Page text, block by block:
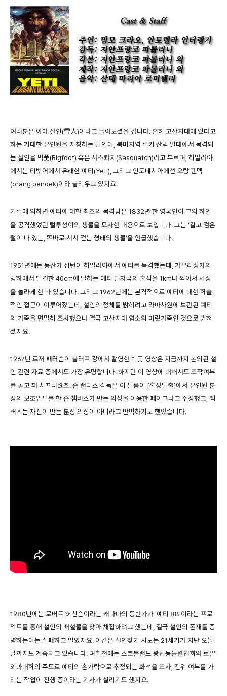
여러분은 아마 설인(雪人)이라고 들어보셨을 겁니다. 흔히 고산지대에 있다고
하는 거대한 유인원을 지칭하는 말인데, 북미지역 록키 산맥 일대에서 목격되
는 설인을 빅풋(Bigfoot) 혹은 사스콰치(Sasquatch)라고 부르며, 히말라야
에서는 티벳어에서 유래한 예티(Yeti), 그리고 인도네시아에선 오랑 펜덱
(orang pendek)이라 불리우고 있지요.
기록에 의하면 예티에 대한 최초의 목격담은 1832년 한 영국인이 그의 하인
을 공격했었던 털투성이의 생물을 묘사한 내용으로 보입니다. 그는 ‘길고 검은
털이 나 있는, 똑바로 서서 걷는 형태의 생물’을 언급했습니다.
1951년에는 등산가 십턴이 히말라야에서 예티를 목격했는데, 가우리상카의
빙하에서 발견한 40cm에 달하는 예티 발자국의 흔적을 1km나 찍어서 세상
을 놀라게 한 바 있습니다. 그리고 1962년에는 본격적으로 예티에 대한 학술
적인 접근이 이루어졌는데, 설인의 정체를 밝히려고 라마사원에 보관된 예티
의 가죽을 면밀히 조사했으나 결국 고산지대 염소의 머릿가죽인 것으로 밝혀
졌지요.
1967년 로저 패터슨이 블러프 강에서 촬영한 빅풋 영상은 지금까지 논의된 설
인 관련 자료 중에서도 가장 유명합니다. 하지만 이 영상에 대해서도 조작여부
를 놓고 꽤 시끄러웠죠. 존 랜디스 감독은 이 필름이 [혹성탈출]에서 유인원 분
장의 보조업무를 한 존 챔버스가 만든 의상을 이용한 페이크라고 주장했고, 챔
버스는 자신이 만든 분장 의상이 아니라고 반박하기도 했었습니다.
1980년에는 로버트 허친슨이라는 캐나다의 등반가가 '예티 88'이라는 프로
젝트를 통해 설인의 배설물을 찾아 채집하려고 했는데, 결국 설인의 존재를 증
명하는데는 실패하고 말았지요. 이같은 설인찾기 시도는 21세기가 지난 오늘
날까지도 계속되고 있습니다. 며칠전에는 스코틀랜드 왕립동물원협회와 로얄
외과대학의 주도로 예티의 손가락으로 추정되는 화석을 조사, 진위 여부를 가
리는 작업이 진행 중이라는 기사가 실리기도 했지요.